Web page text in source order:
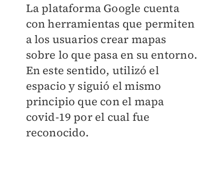
La plataforma Google cuenta
con herramientas que permiten
a los usuarios crear mapas
sobre lo que pasa en su entorno.
En este sentido, utilizó el
espacio y siguió el mismo
principio que con el mapa
covid-19 por el cual fue
reconocido.